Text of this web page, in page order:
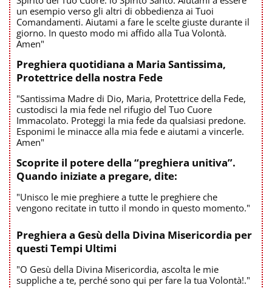
un esempio verso gli altri di obbedienza ai Tuoi
Comandamenti. Aiutami a fare le scelte giuste durante il
giorno. In questo modo mi affido alla Tua Volontà.
Amen"
Preghiera quotidiana a Maria Santissima,
Protettrice della nostra Fede
"Santissima Madre di Dio, Maria, Protettrice della Fede,
custodisci la mia fede nel rifugio del Tuo Cuore
Immacolato. Proteggi la mia fede da qualsiasi predone.
Esponimi le minacce alla mia fede e aiutami a vincerle.
Amen"
Scoprite il potere della “preghiera unitiva”.
Quando iniziate a pregare, dite:
"Unisco le mie preghiere a tutte le preghiere che
vengono recitate in tutto il mondo in questo momento."
Preghiera a Gesù della Divina Misericordia per
questi Tempi Ultimi
"O Gesù della Divina Misericordia, ascolta le mie
suppliche a te, perché sono qui per fare la tua Volontà!."